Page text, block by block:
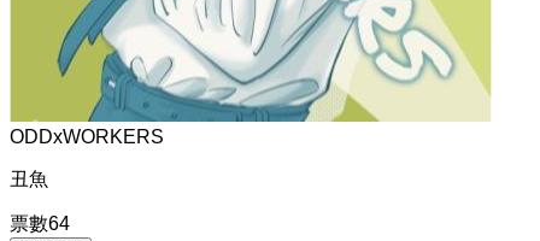
ODDxWORKERS
丑魚
票數64